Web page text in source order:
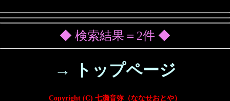
◆ 検索結果＝2件 ◆
→ トップページ
Copyright (C) 七瀬音弥（ななせおとや）